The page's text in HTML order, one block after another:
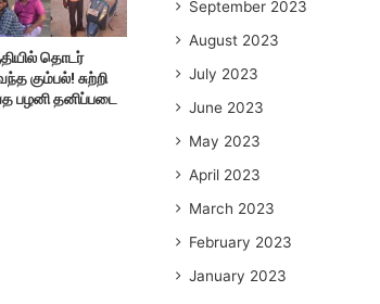
தொடர்
கும்பல்! சுற்றி
பழனி தனிப்படை
September 2023
August 2023
July 2023
June 2023
May 2023
April 2023
March 2023
February 2023
January 2023